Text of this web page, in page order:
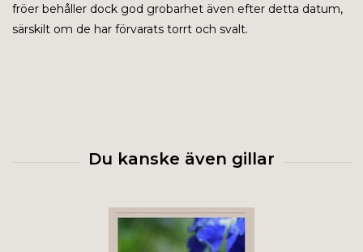
fröer behåller dock god grobarhet även efter detta datum,
särskilt om de har förvarats torrt och svalt.